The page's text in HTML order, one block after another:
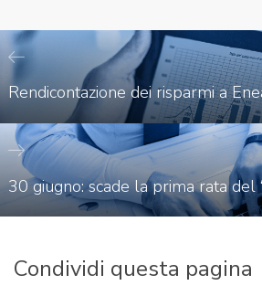
Condividi questa pagina